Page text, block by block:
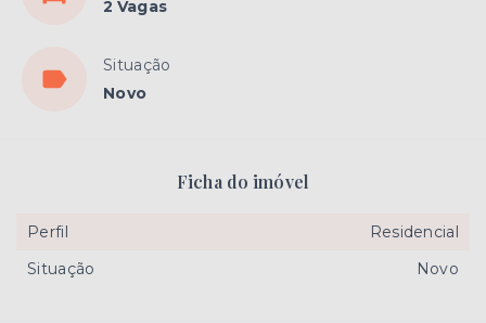
2 Vagas
Situação
Novo
Ficha do imóvel
Perfil
Residencial
Situação
Novo